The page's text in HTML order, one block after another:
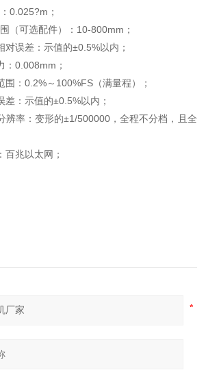
；
可选配件）：10-800mm；
误差：示值的±0.5%以内；
0.008mm；
：0.2%～100%FS（满量程）；
：示值的±0.5%以内；
率：变形的±1/500000，全程不分档，且全
兆以太网；